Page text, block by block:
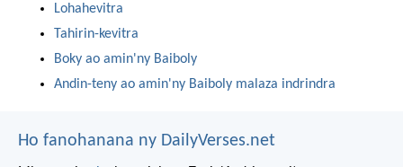
Lohahevitra
Tahirin-kevitra
Boky ao amin'ny Baiboly
Andin-teny ao amin'ny Baiboly malaza indrindra
Ho fanohanana ny DailyVerses.net